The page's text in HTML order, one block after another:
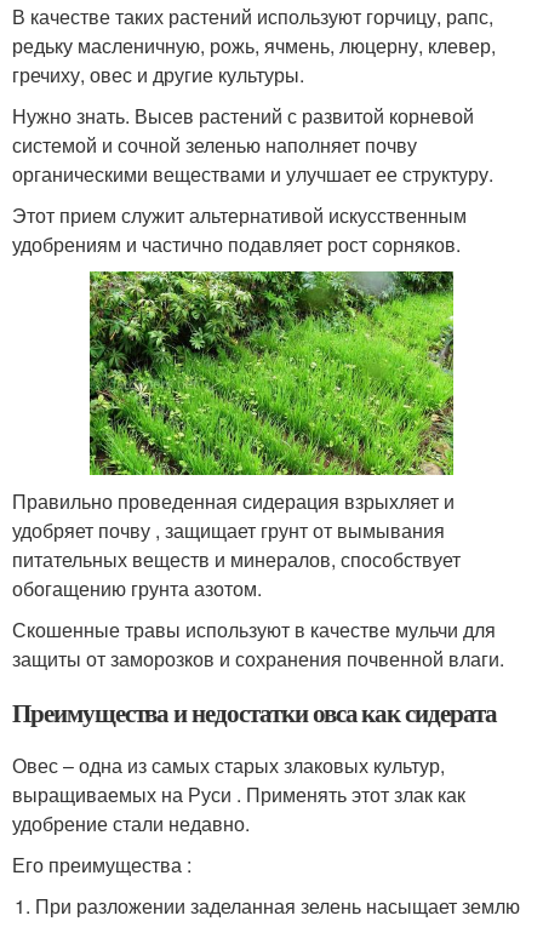
В качестве таких растений используют горчицу, рапс,
редьку масленичную, рожь, ячмень, люцерну, клевер,
гречиху, овес и другие культуры.
Нужно знать. Высев растений с развитой корневой
системой и сочной зеленью наполняет почву
органическими веществами и улучшает ее структуру.
Этот прием служит альтернативой искусственным
удобрениям и частично подавляет рост сорняков.
Правильно проведенная сидерация взрыхляет и
удобряет почву , защищает грунт от вымывания
питательных веществ и минералов, способствует
обогащению грунта азотом.
Скошенные травы используют в качестве мульчи для
защиты от заморозков и сохранения почвенной влаги.
Преимущества и недостатки овса как сидерата
Овес – одна из самых старых злаковых культур,
выращиваемых на Руси . Применять этот злак как
удобрение стали недавно.
Его преимущества :
При разложении заделанная зелень насыщает землю